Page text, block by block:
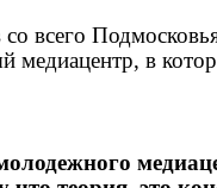
всего
в